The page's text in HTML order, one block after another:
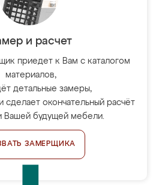
и расчет
приедет к Вам с каталогом
материалов,
детальные замеры,
сделает окончательный расчёт
Вашей будущей мебели.
ЗАМЕРЩИКА